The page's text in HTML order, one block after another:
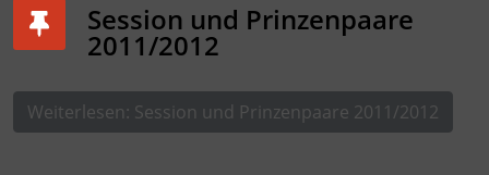
Session und Prinzenpaare
2011/2012
Weiterlesen: Session und Prinzenpaare 2011/2012